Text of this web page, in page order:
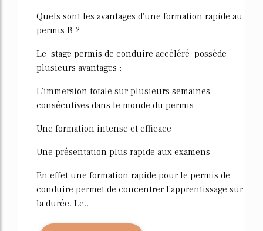
Quels sont les avantages d'une formation rapide au
permis B ?
Le stage permis de conduire accéléré possède
plusieurs avantages :
L'immersion totale sur plusieurs semaines
consécutives dans le monde du permis
Une formation intense et efficace
Une présentation plus rapide aux examens
En effet une formation rapide pour le permis de
conduire permet de concentrer l'apprentissage sur
la durée. Le...